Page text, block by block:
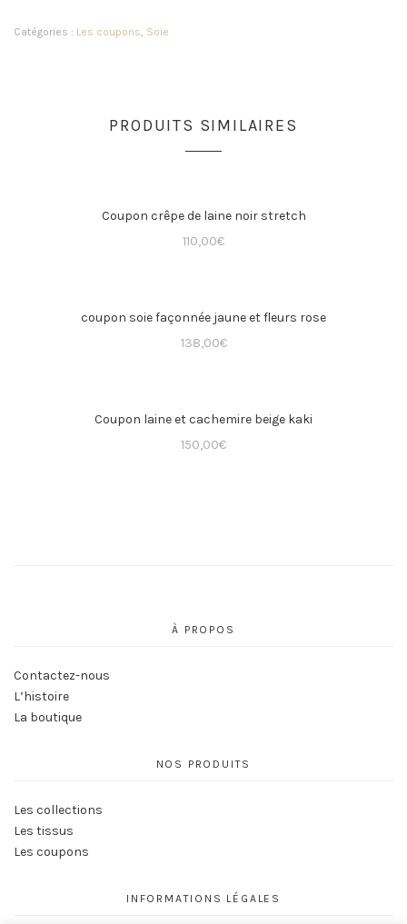
Catégories : Les coupons, Soie
PRODUITS SIMILAIRES
Coupon crêpe de laine noir stretch
110,00€
coupon soie façonnée jaune et fleurs rose
138,00€
Coupon laine et cachemire beige kaki
150,00€
À PROPOS
Contactez-nous
L’histoire
La boutique
NOS PRODUITS
Les collections
Les tissus
Les coupons
INFORMATIONS LÉGALES